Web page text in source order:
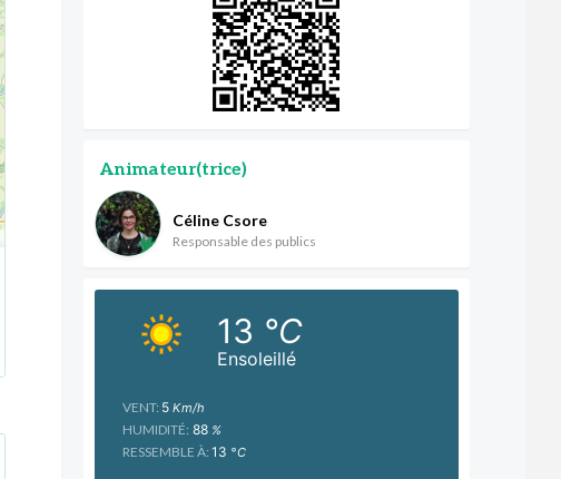
Animateur(trice)
Céline Csore
Responsable des publics
Ensoleillé
13 °C
VENT: 5Km/h
HUMIDITÉ: 88%
RESSEMBLE À: 13 °C